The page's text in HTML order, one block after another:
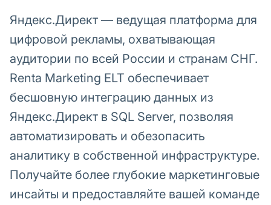
Яндекс.Директ — ведущая платформа для
цифровой рекламы, охватывающая
аудитории по всей России и странам СНГ.
Renta Marketing ELT обеспечивает
бесшовную интеграцию данных из
Яндекс.Директ в SQL Server, позволяя
автоматизировать и обезопасить
аналитику в собственной инфраструктуре.
Получайте более глубокие маркетинговые
инсайты и предоставляйте вашей команде